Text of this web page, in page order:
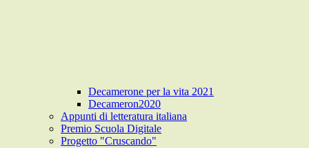
Decamerone per la vita 2021
Decameron2020
Appunti di letteratura italiana
Premio Scuola Digitale
Progetto "Cruscando"